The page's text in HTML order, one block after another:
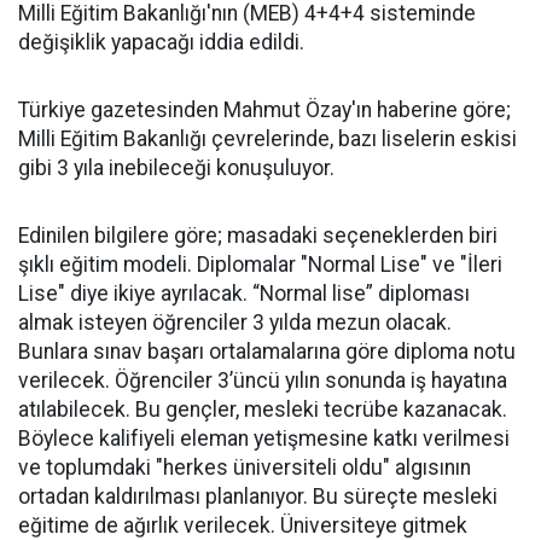
Milli Eğitim Bakanlığı'nın (MEB) 4+4+4 sisteminde
değişiklik yapacağı iddia edildi.
Türkiye gazetesinden Mahmut Özay'ın haberine göre;
Milli Eğitim Bakanlığı çevrelerinde, bazı liselerin eskisi
gibi 3 yıla inebileceği konuşuluyor.
Edinilen bilgilere göre; masadaki seçeneklerden biri
şıklı eğitim modeli. Diplomalar "Normal Lise" ve "İleri
Lise" diye ikiye ayrılacak. “Normal lise” diploması
almak isteyen öğrenciler 3 yılda mezun olacak.
Bunlara sınav başarı ortalamalarına göre diploma notu
verilecek. Öğrenciler 3’üncü yılın sonunda iş hayatına
atılabilecek. Bu gençler, mesleki tecrübe kazanacak.
Böylece kalifiyeli eleman yetişmesine katkı verilmesi
ve toplumdaki "herkes üniversiteli oldu" algısının
ortadan kaldırılması planlanıyor. Bu süreçte mesleki
eğitime de ağırlık verilecek. Üniversiteye gitmek